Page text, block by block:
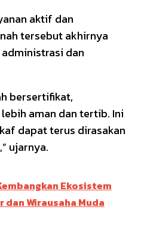
aktif dan
tersebut akhirnya
dan
bersertifikat,
aman dan tertib. Ini
dapat terus dirasakan
ujarnya.
Ekosistem
Wirausaha Muda